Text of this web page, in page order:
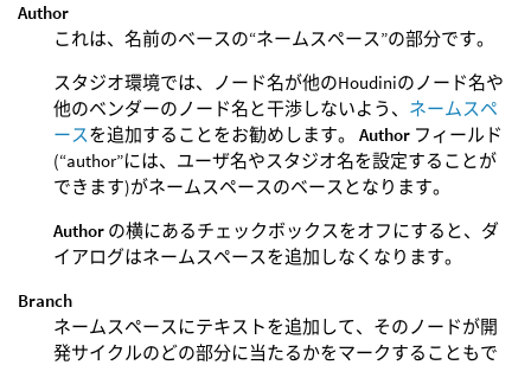
Author
これは、名前のベースの“ネームスペース”の部分です。
スタジオ環境では、ノード名が他のHoudiniのノード名や
他のベンダーのノード名と干渉しないよう、 ネームスペ
ースを追加することをお勧めします。 Author フィールド
(“author”には、ユーザ名やスタジオ名を設定することが
できます)がネームスペースのベースとなります。
Author の横にあるチェックボックスをオフにすると、ダ
イアログはネームスペースを追加しなくなります。
Branch
ネームスペースにテキストを追加して、そのノードが開
発サイクルのどの部分に当たるかをマークすることもで